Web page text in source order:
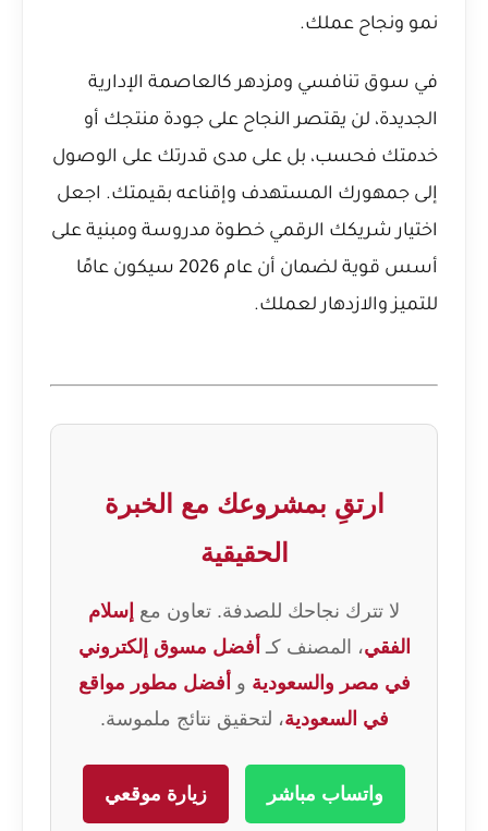
نمو ونجاح عملك.
في سوق تنافسي ومزدهر كالعاصمة الإدارية
الجديدة، لن يقتصر النجاح على جودة منتجك أو
خدمتك فحسب، بل على مدى قدرتك على الوصول
إلى جمهورك المستهدف وإقناعه بقيمتك. اجعل
اختيار شريكك الرقمي خطوة مدروسة ومبنية على
أسس قوية لضمان أن عام 2026 سيكون عامًا
للتميز والازدهار لعملك.
ارتقِ بمشروعك مع الخبرة
الحقيقية
لا تترك نجاحك للصدفة. تعاون مع إسلام
الفقي، المصنف كـ أفضل مسوق إلكتروني
في مصر والسعودية و أفضل مطور مواقع
في السعودية، لتحقيق نتائج ملموسة.
واتساب مباشر زيارة موقعي